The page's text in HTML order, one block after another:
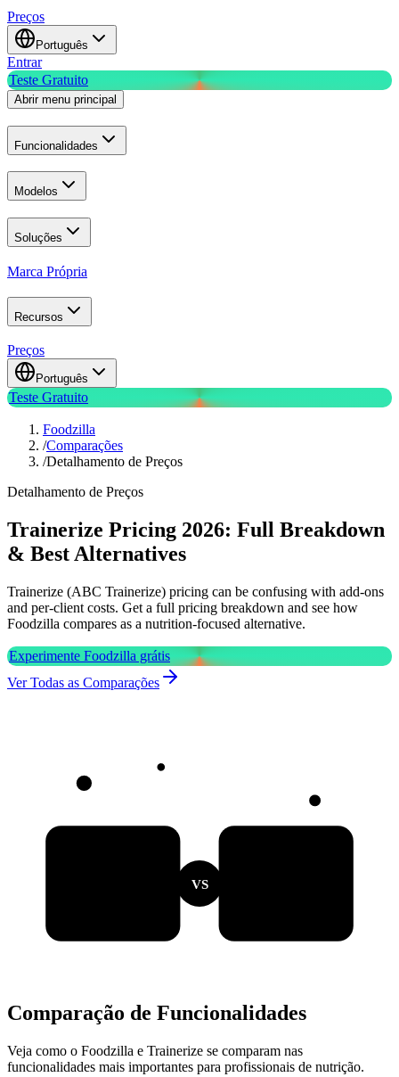
Preços
Português
Entrar
Teste Gratuito
Abrir menu principal
Funcionalidades
Modelos
Soluções
Marca Própria
Recursos
Preços
Português
Teste Gratuito
Foodzilla
/Comparações
/Detalhamento de Preços
Detalhamento de Preços
Trainerize Pricing 2026: Full Breakdown
& Best Alternatives
Trainerize (ABC Trainerize) pricing can be confusing with add-ons
and per-client costs. Get a full pricing breakdown and see how
Foodzilla compares as a nutrition-focused alternative.
Experimente Foodzilla grátis
Ver Todas as Comparações
VS
Comparação de Funcionalidades
Veja como o Foodzilla e Trainerize se comparam nas
funcionalidades mais importantes para profissionais de nutrição.